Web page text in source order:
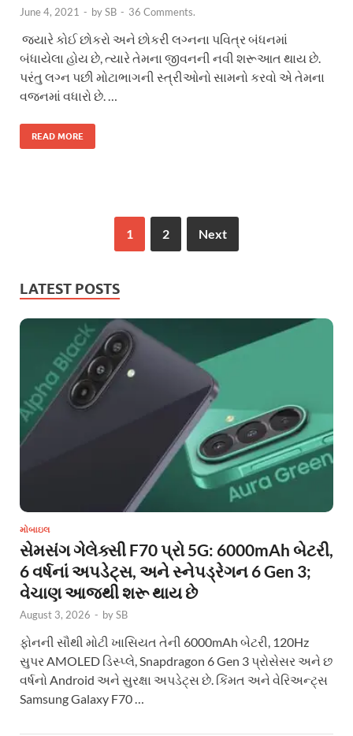
June 4, 2021 - bySB - 36 Comments.
જ્યારે કોઈ છોકરો અને છોકરી લગ્નના પવિત્ર બંધનમાં
બંધાયેલા હોય છે, ત્યારે તેમના જીવનની નવી શરૂઆત થાય છે.
પરંતુ લગ્ન પછી મોટાભાગની સ્ત્રીઓનો સામનો કરવો એ તેમના
વજનમાં વધારો છે. …
READ MORE
1 2 Next
LATEST POSTS
મોબાઇલ
સેમસંગ ગેલેક્સી F70 પ્રો 5G: 6000mAh બેટરી,
6 વર્ષનાં અપડેટ્સ, અને સ્નેપડ્રેગન 6 Gen 3;
વેચાણ આજથી શરૂ થાય છે
August 3, 2026 - bySB
ફોનની સૌથી મોટી ખાસિયત તેની 6000mAh બેટરી, 120Hz
સુપર AMOLED ડિસ્પ્લે, Snapdragon 6 Gen 3 પ્રોસેસર અને છ
વર્ષનો Android અને સુરક્ષા અપડેટ્સ છે. કિંમત અને વેરિઅન્ટ્સ
Samsung Galaxy F70 …